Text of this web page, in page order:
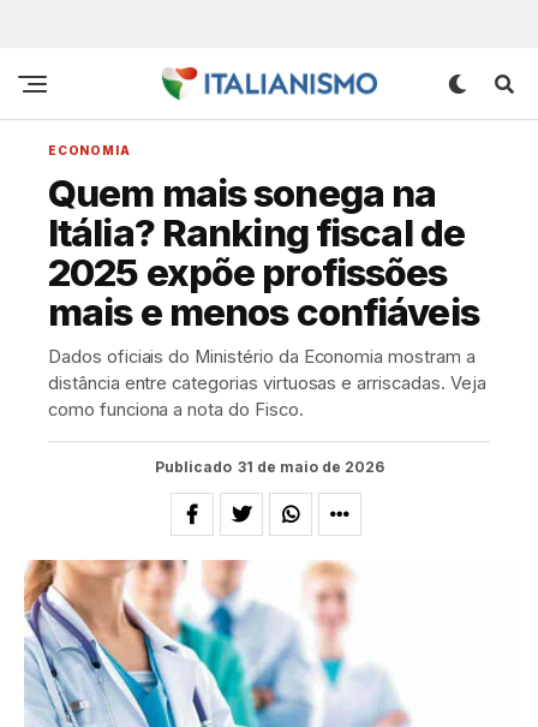
ECONOMIA
Quem mais sonega na
Itália? Ranking fiscal de
2025 expõe profissões
mais e menos confiáveis
Dados oficiais do Ministério da Economia mostram a
distância entre categorias virtuosas e arriscadas. Veja
como funciona a nota do Fisco.
Publicado 31 de maio de 2026